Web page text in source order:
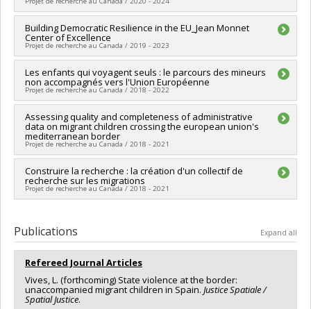
Société et culture (FQRSC)
Grant programs:PVXXXXXX-(SE) Programme Soutien aux
équipes de recherche - Stade de développement :
Renouvellement
,Maria Popova
Funding sources:Commission européenne (La)
Grant programs:
Lead researcher :Luna Vives
Co-researchers :Maria Lois
Funding sources:
Grant programs:PV153480-Subventions de développement
Savoir
Building Democratic Resilience in the EU_Jean Monnet
Center of Excellence
Projet de recherche au Canada / 2019 - 2023
Lead researcher :Laurie Beaudonnet
Co-researchers : Frédéric Mérand,Luna Vives
Funding sources:
Les enfants qui voyagent seuls : le parcours des mineurs
non accompagnés vers l'Union Européenne
Projet de recherche au Canada / 2018 - 2022
Lead researcher : Luna Vives
Funding sources:FRQSC/Fonds de recherche du Québec -
Société et culture (FQRSC)
Grant programs:PV113813-(NP) Soutien à la recherche pour la
relève professorale
Assessing quality and completeness of administrative
data on migrant children crossing the european union's
mediterranean border
Projet de recherche au Canada / 2018 - 2021
Lead researcher :Luna Vives
Funding sources:CRSH/Conseil de recherches en sciences
humaines du Canada
Construire la recherche : la création d'un collectif de
recherche sur les migrations
Projet de recherche au Canada / 2018 - 2021
Co-researchers :
Laura Madokoro
Funding sources:CRSH/Conseil de recherches en sciences
humaines du Canada
Grant programs:PV152160-Subvention Connexion
Publications Expand all
Refereed Journal Articles
Vives, L. (forthcoming) State violence at the border:
unaccompanied migrant children in Spain. Justice Spatiale /
Spatial Justice.